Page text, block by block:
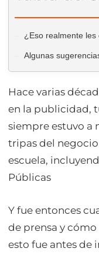
¿Eso realmente les
Algunas
Hace varias
en la publicidad,
siempre estuvo a
tripas del
escuela,
Públicas
Y fue entonces
de prensa y
esto fue antes de